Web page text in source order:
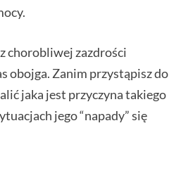
chorobliwej zazdrości
obojga. Zanim przystąpisz do
jaka jest przyczyna takiego
jego “napady” się